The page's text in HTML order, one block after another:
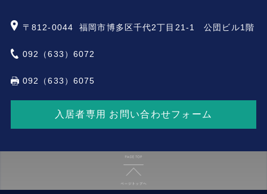
〒812-0044 福岡市博多区千代2丁目21-1 公団ビル1階
092（633）6072
092（633）6075
入居者専用 お問い合わせフォーム